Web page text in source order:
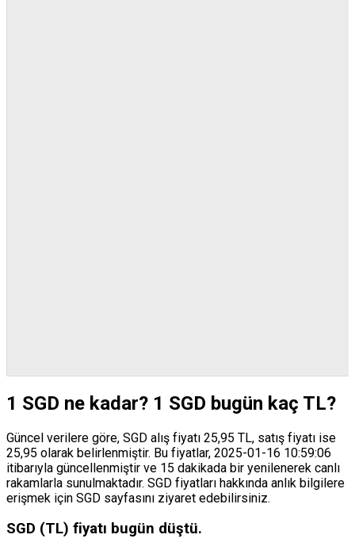
1 SGD ne kadar? 1 SGD bugün kaç TL?
Güncel verilere göre, SGD alış fiyatı 25,95 TL, satış fiyatı ise
25,95 olarak belirlenmiştir. Bu fiyatlar, 2025-01-16 10:59:06
itibarıyla güncellenmiştir ve 15 dakikada bir yenilenerek canlı
rakamlarla sunulmaktadır. SGD fiyatları hakkında anlık bilgilere
erişmek için SGD sayfasını ziyaret edebilirsiniz.
SGD (TL) fiyatı bugün düştü.